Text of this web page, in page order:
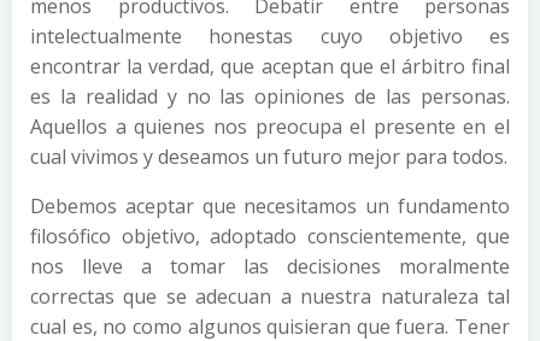
menos productivos. Debatir entre personas
intelectualmente honestas cuyo objetivo es
encontrar la verdad, que aceptan que el árbitro final
es la realidad y no las opiniones de las personas.
Aquellos a quienes nos preocupa el presente en el
cual vivimos y deseamos un futuro mejor para todos.
Debemos aceptar que necesitamos un fundamento
filosófico objetivo, adoptado conscientemente, que
nos lleve a tomar las decisiones moralmente
correctas que se adecuan a nuestra naturaleza tal
cual es, no como algunos quisieran que fuera. Tener